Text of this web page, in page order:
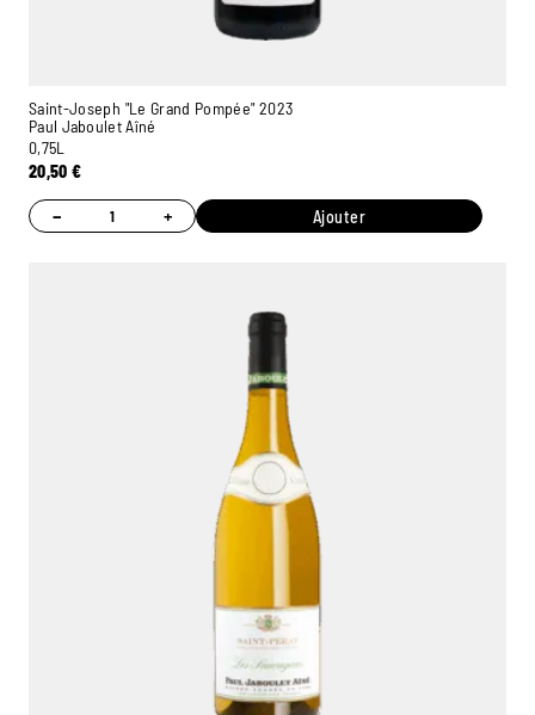
Saint-Joseph "Le Grand Pompée" 2023
Paul Jaboulet Aîné
0,75L
20,50€
− + Ajouter